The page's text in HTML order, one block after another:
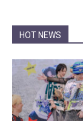
HOT NEWS